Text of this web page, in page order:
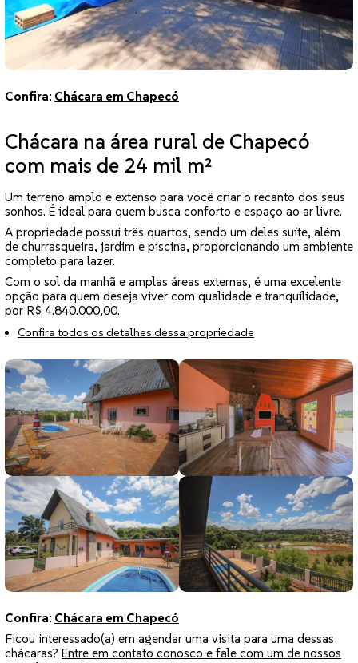
Confira: Chácara em Chapecó
Chácara na área rural de Chapecó
com mais de 24 mil m²
Um terreno amplo e extenso para você criar o recanto dos seus
sonhos. É ideal para quem busca conforto e espaço ao ar livre.
A propriedade possui três quartos, sendo um deles suíte, além
de churrasqueira, jardim e piscina, proporcionando um ambiente
completo para lazer.
Com o sol da manhã e amplas áreas externas, é uma excelente
opção para quem deseja viver com qualidade e tranquilidade,
por R$ 4.840.000,00.
Confira todos os detalhes dessa propriedade
Confira: Chácara em Chapecó
Ficou interessado(a) em agendar uma visita para uma dessas
chácaras? Entre em contato conosco e fale com um de nossos